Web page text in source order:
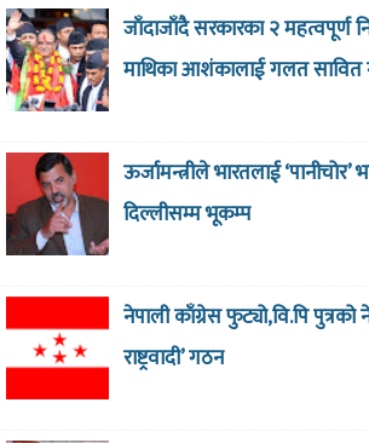
जाँदाजाँदै सरकारका २ महत्वपूर्ण
माथिका आशंकालाई गलत सावित
ऊर्जामन्त्रीले भारतलाई
दिल्लीसम्म भूकम्प
नेपाली काँग्रेस फुट्यो,वि.पि पुत्रको
राष्ट्रवादी’ गठन